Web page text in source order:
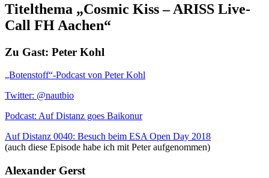
Titelthema „Cosmic Kiss – ARISS Live-
Call FH Aachen“
Zu Gast: Peter Kohl
„Botenstoff“-Podcast von Peter Kohl
Twitter: @nautbio
Podcast: Auf Distanz goes Baikonur
Auf Distanz 0040: Besuch beim ESA Open Day 2018
(auch diese Episode habe ich mit Peter aufgenommen)
Alexander Gerst